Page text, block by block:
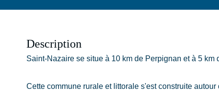
Description
Saint-Nazaire se situe à 10 km de Perpignan et à 5 km
Cette commune rurale et littorale s'est construite